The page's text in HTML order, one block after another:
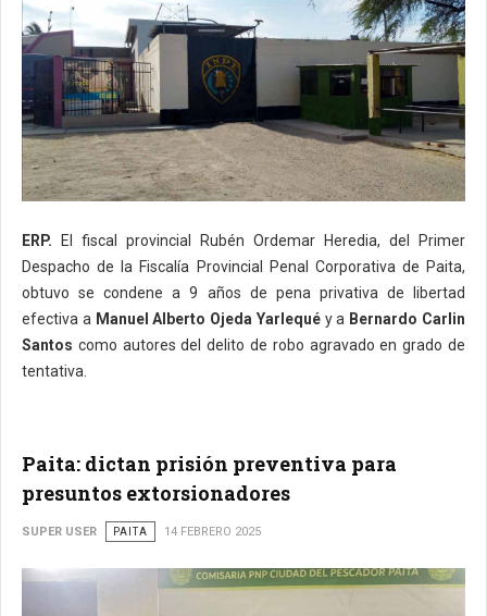
ERP. El fiscal provincial Rubén Ordemar Heredia, del Primer
Despacho de la Fiscalía Provincial Penal Corporativa de Paita,
obtuvo se condene a 9 años de pena privativa de libertad
efectiva a Manuel Alberto Ojeda Yarlequéy a Bernardo Carlin
Santos como autores del delito de robo agravado en grado de
tentativa.
Paita: dictan prisión preventiva para
presuntos extorsionadores
SUPER USER PAITA 14 FEBRERO 2025